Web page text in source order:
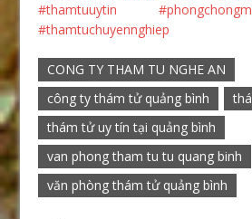
#thamtuuytin
#thamtuchuyennghiep
CONG TY THAM TU NGHE AN
công ty thám tử quảng bình
thám tử uy tín tại quảng bình
van phong tham tu tu quang binh
văn phòng thám tử quảng bình